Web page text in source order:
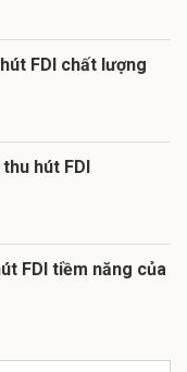
FDI chất lượng
hút FDI
FDI tiềm năng của